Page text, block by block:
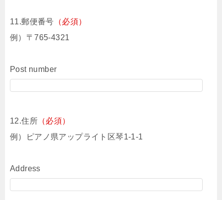
11.郵便番号 （必須）
例）〒765-4321
Post number
12.住所 （必須）
例）ピアノ県アップライト区琴1-1-1
Address